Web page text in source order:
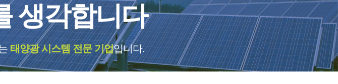
생각합니다
태양광 시스템 전문 기업입니다.